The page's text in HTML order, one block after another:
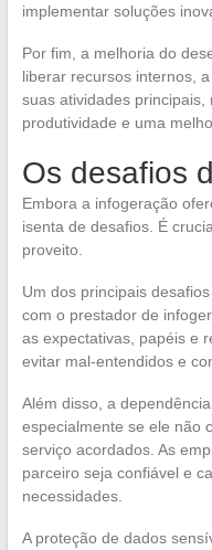
implementar soluções
Por fim, a melhoria do
liberar recursos internos,
suas atividades
produtividade e uma
Os desafios
Embora a infogeração
isenta de desafios. É
proveito.
Um dos principais
com o prestador de
as expectativas, papéis e
evitar mal-entendidos e
Além disso, a
especialmente se ele não
serviço acordados. As
parceiro seja confiável e
necessidades.
A proteção de dados